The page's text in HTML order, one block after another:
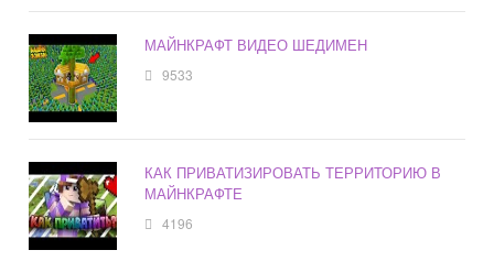
МАЙНКРАФТ ВИДЕО ШЕДИМЕН
9533
КАК ПРИВАТИЗИРОВАТЬ ТЕРРИТОРИЮ В
МАЙНКРАФТЕ
4196